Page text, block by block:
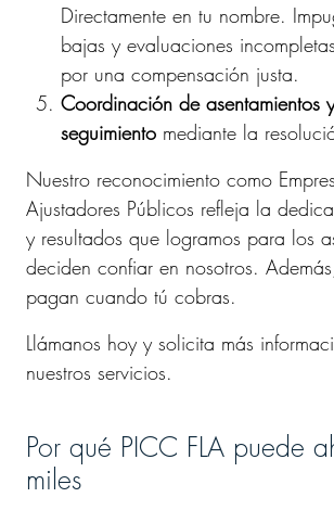
Directamente en tu nombre.
bajas y evaluaciones
por una compensación justa.
Coordinación de asentamientos
seguimiento mediante la
Nuestro reconocimiento como
Ajustadores Públicos refleja la
y resultados que logramos para los
deciden confiar en nosotros.
pagan cuando tú cobras.
Llámanos hoy y solicita más
nuestros servicios.
Por qué PICC FLA puede
miles